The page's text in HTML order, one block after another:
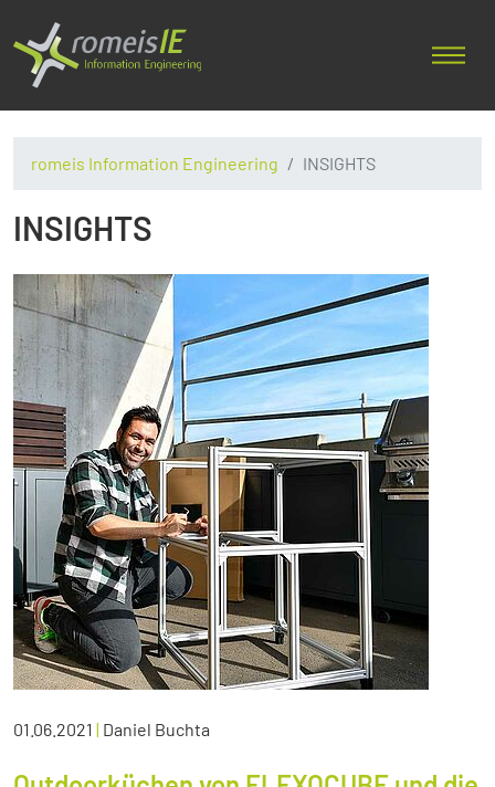
romeis Information Engineering INSIGHTS
INSIGHTS
01.06.2021 | Daniel Buchta